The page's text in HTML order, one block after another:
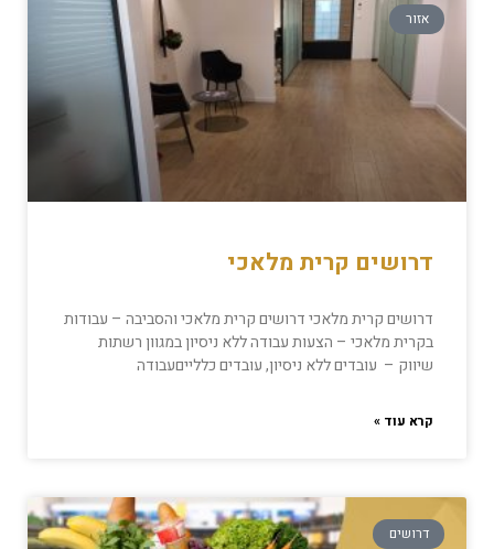
אזור
דרושים קרית מלאכי
דרושים קרית מלאכי דרושים קרית מלאכי והסביבה – עבודות
בקרית מלאכי – הצעות עבודה ללא ניסיון במגוון רשתות
שיווק – עובדים ללא ניסיון, עובדים כללייםעבודה
קרא עוד »
דרושים